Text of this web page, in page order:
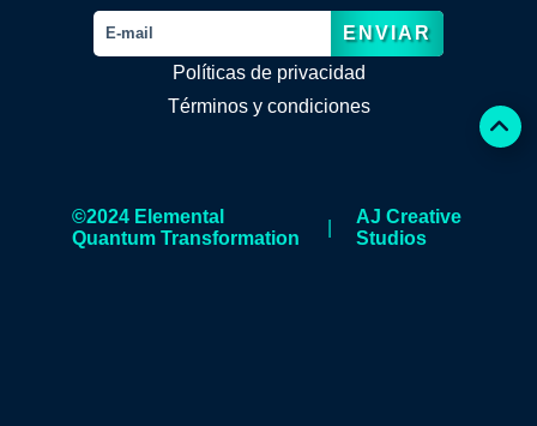
ENVIAR
Políticas de privacidad
Términos y condiciones
©2024 Elemental
Quantum Transformation
AJ Creative
Studios